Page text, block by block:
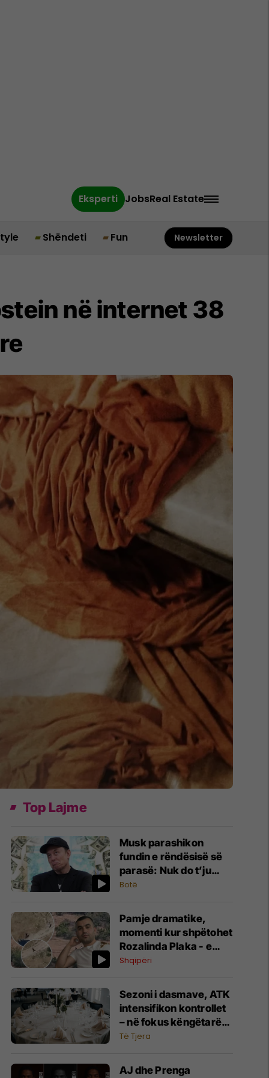
Eksperti JobsReal Estate
Shëndeti Fun Newsletter
në internet 38
Top Lajme
Musk parashikon
fundin e rëndësisë së
parasë: Nuk do t’ju
duhet në vitin 2036
Botë
Pamje dramatike,
momenti kur shpëtohet
Rozalinda Plaka - e
mbajtur peng nga Nertil
Shqipëri
Sezoni i dasmave, ATK
intensifikon kontrollet
– në fokus këngëtarët,
sallat, fotografët dhe
Të Tjera
AJ dhe Prenga